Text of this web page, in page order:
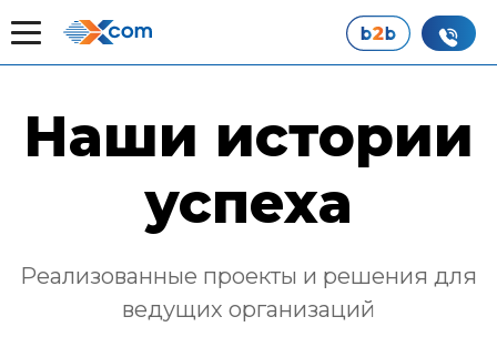
Главная Наши истории успеха
Наши истории
успеха
Реализованные проекты и решения для
ведущих организаций